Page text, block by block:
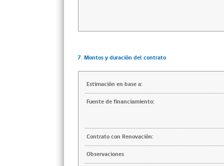
7. Montos y duración del contrato
Estimación en base a:
Fuente de financiamiento:
Contrato con Renovación:
Observaciones